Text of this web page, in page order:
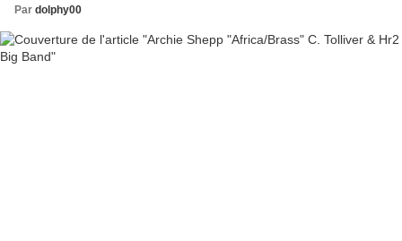
Par dolphy00